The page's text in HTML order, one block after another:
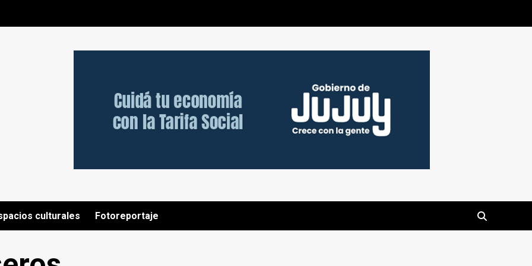
culturales Fotoreportaje